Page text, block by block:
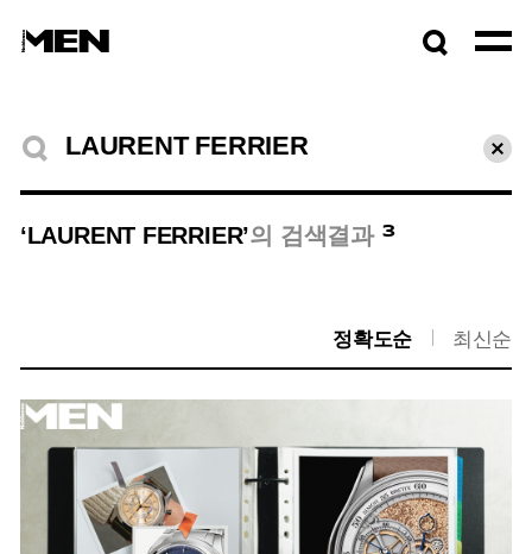
검색결과
초기
‘LAURENT FERRIER’의 검색결과 3
정확도순 최신순